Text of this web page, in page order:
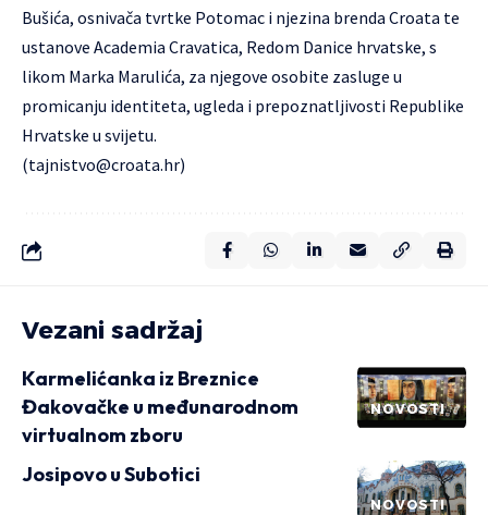
Bušića, osnivača tvrtke Potomac i njezina brenda Croata te
ustanove Academia Cravatica, Redom Danice hrvatske, s
likom Marka Marulića, za njegove osobite zasluge u
promicanju identiteta, ugleda i prepoznatljivosti Republike
Hrvatske u svijetu.
(tajnistvo@croata.hr)
Vezani sadržaj
NOVOSTI
Karmelićanka iz Breznice
Đakovačke u međunarodnom
virtualnom zboru
NOVOSTI
Josipovo u Subotici